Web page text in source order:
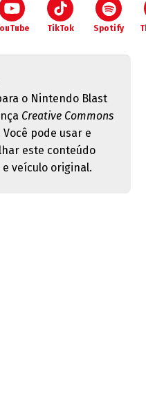
TikTok Spotify
o Nintendo Blast
Creative Commons
Você pode usar e
este conteúdo
veículo original.